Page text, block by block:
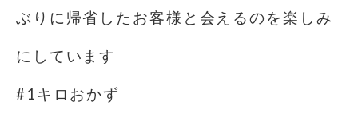
ぶりに帰省したお客様と会えるのを楽しみ
にしています
#1キロおかず